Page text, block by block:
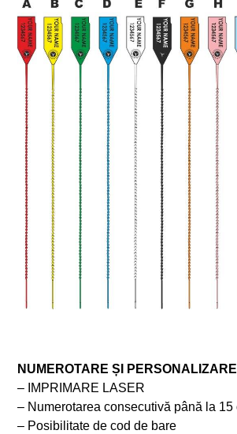
NUMEROTARE ȘI PERSONALIZARE
– IMPRIMARE LASER
– Numerotarea consecutivă până la 15
– Posibilitate de cod de bare